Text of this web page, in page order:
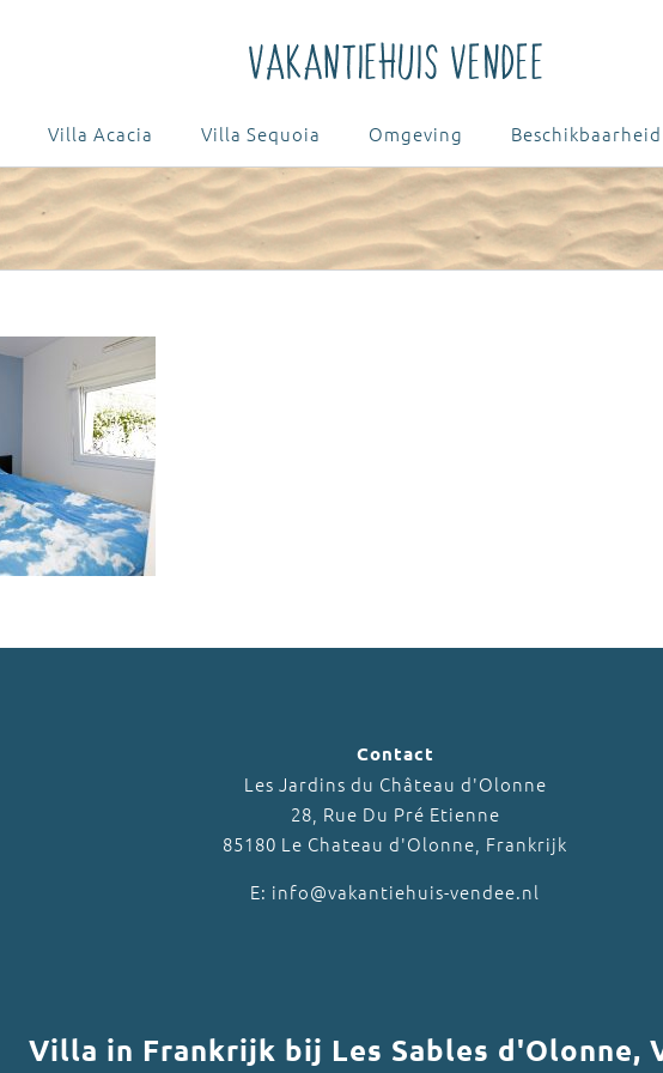
Villa Acacia Villa Sequoia Omgeving Beschikbaarheid
Contact
Les Jardins du Château d'Olonne
28, Rue Du Pré Etienne
85180 Le Chateau d'Olonne, Frankrijk
E: info@vakantiehuis-vendee.nl
Villa in Frankrijk bij Les Sables d'Olonne,